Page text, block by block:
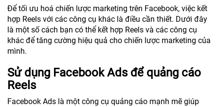
Để tối ưu hoá chiến lược marketing trên Facebook, việc kết
hợp Reels với các công cụ khác là điều cần thiết. Dưới đây
là một số cách bạn có thể kết hợp Reels và các công cụ
khác để tăng cường hiệu quả cho chiến lược marketing của
mình.
Sử dụng Facebook Ads để quảng cáo
Reels
Facebook Ads là một công cụ quảng cáo mạnh mẽ giúp